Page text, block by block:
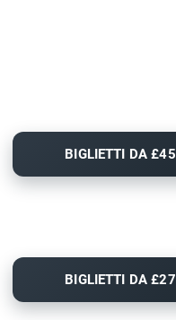
BIGLIETTI DA £45
BIGLIETTI DA £27